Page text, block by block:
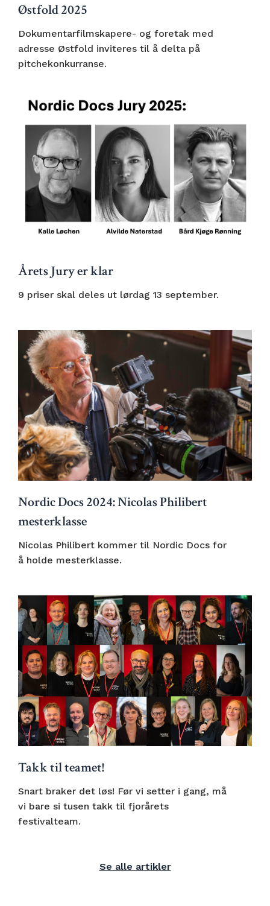
Østfold 2025
Dokumentarfilmskapere- og foretak med
adresse Østfold inviteres til å delta på
pitchekonkurranse.
Årets Jury er klar
9 priser skal deles ut lørdag 13 september.
Nordic Docs 2024: Nicolas Philibert
mesterklasse
Nicolas Philibert kommer til Nordic Docs for
å holde mesterklasse.
Takk til teamet!
Snart braker det løs! Før vi setter i gang, må
vi bare si tusen takk til fjorårets
festivalteam.
Se alle artikler